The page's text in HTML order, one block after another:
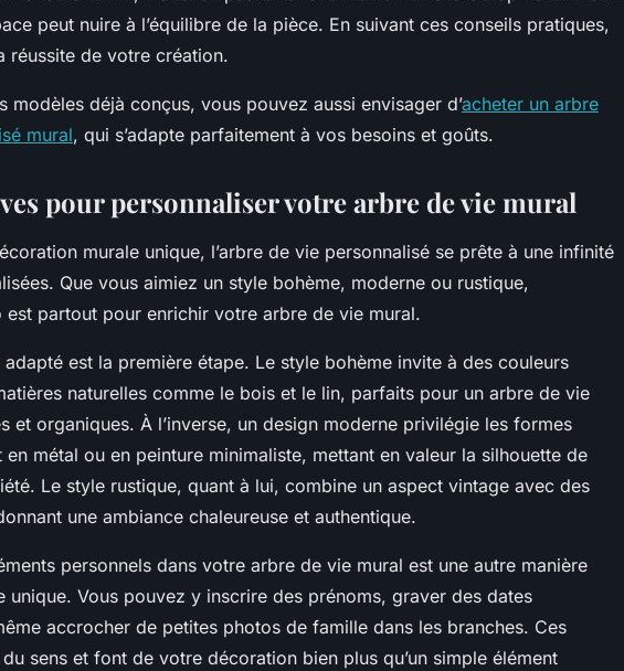
peut nuire à l’équilibre de la pièce. En suivant ces conseils pratiques,
réussite de votre création.
modèles déjà conçus, vous pouvez aussi envisager d’acheter un arbre
mural, qui s’adapte parfaitement à vos besoins et goûts.
pour personnaliser votre arbre de vie mural
murale unique, l’arbre de vie personnalisé se prête à une infinité
Que vous aimiez un style bohème, moderne ou rustique,
est partout pour enrichir votre arbre de vie mural.
adapté est la première étape. Le style bohème invite à des couleurs
naturelles comme le bois et le lin, parfaits pour un arbre de vie
et organiques. À l’inverse, un design moderne privilégie les formes
en métal ou en peinture minimaliste, mettant en valeur la silhouette de
Le style rustique, quant à lui, combine un aspect vintage avec des
une ambiance chaleureuse et authentique.
personnels dans votre arbre de vie mural est une autre manière
unique. Vous pouvez y inscrire des prénoms, graver des dates
accrocher de petites photos de famille dans les branches. Ces
sens et font de votre décoration bien plus qu’un simple élément